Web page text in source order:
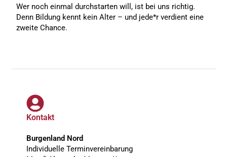
Wer noch einmal durchstarten will, ist bei uns richtig.
Denn Bildung kennt kein Alter – und jede*r verdient eine
zweite Chance.
Kontakt
Burgenland Nord
Individuelle Terminvereinbarung